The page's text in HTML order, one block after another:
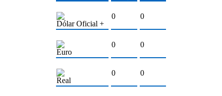
Dólar Oficial +
0 0
Euro
0 0
Real
0 0